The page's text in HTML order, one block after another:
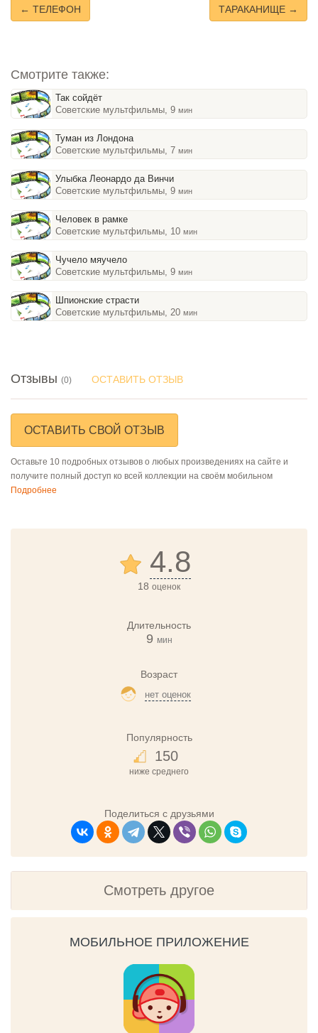
← ТЕЛЕФОН ТАРАКАНИЩЕ →
Смотрите также:
Так сойдёт
Советские мультфильмы, 9мин
Туман из Лондона
Советские мультфильмы, 7мин
Улыбка Леонардо да Винчи
Советские мультфильмы, 9мин
Человек в рамке
Советские мультфильмы, 10мин
Чучело мяучело
Советские мультфильмы, 9мин
Шпионские страсти
Советские мультфильмы, 20мин
Отзывы (0) ОСТАВИТЬ ОТЗЫВ
ОСТАВИТЬ СВОЙ ОТЗЫВ
Оставьте 10 подробных отзывов о любых произведениях на сайте и
получите полный доступ ко всей коллекции на своём мобильном
Подробнее
4.8
18 оценок
Длительность
9 мин
Возраст
нет оценок
Популярность
150
ниже среднего
Поделиться с друзьями
Смотреть другое
МОБИЛЬНОЕ ПРИЛОЖЕНИЕ